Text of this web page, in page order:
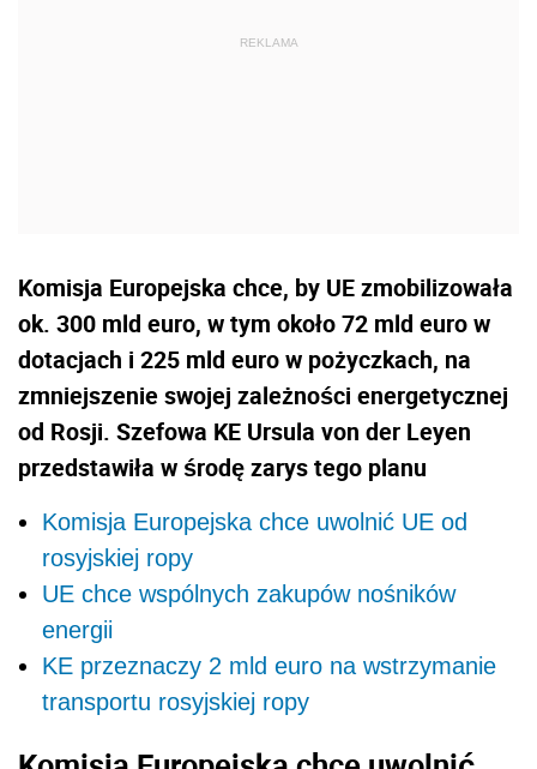
Komisja Europejska chce, by UE zmobilizowała
ok. 300 mld euro, w tym około 72 mld euro w
dotacjach i 225 mld euro w pożyczkach, na
zmniejszenie swojej zależności energetycznej
od Rosji. Szefowa KE Ursula von der Leyen
przedstawiła w środę zarys tego planu
Komisja Europejska chce uwolnić UE od
rosyjskiej ropy
UE chce wspólnych zakupów nośników
energii
KE przeznaczy 2 mld euro na wstrzymanie
transportu rosyjskiej ropy